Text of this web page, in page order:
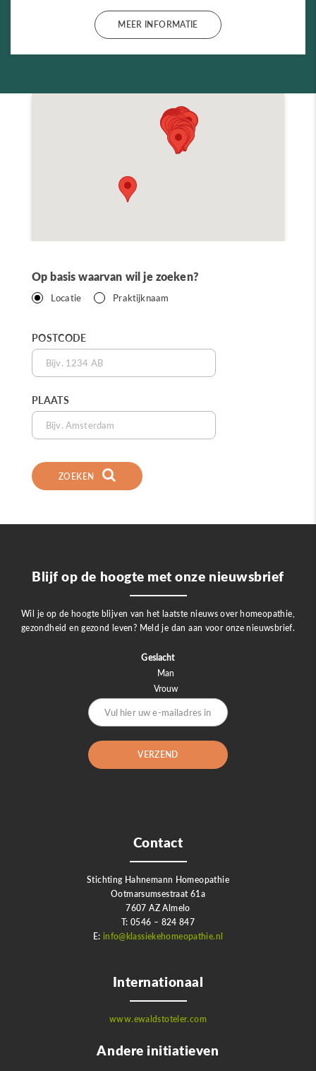
MEER INFORMATIE
Op basis waarvan wil je zoeken?
Locatie Praktijknaam
POSTCODE
PLAATS
ZOEKEN
Contact
Stichting Hahnemann Homeopathie
Ootmarsumsestraat 61a
7607 AZ Almelo
T: 0546 – 824 847
E: info@klassiekehomeopathie.nl
Internationaal
www.ewaldstoteler.com
Andere initiatieven
Blijf op de hoogte met onze nieuwsbrief
Wil je op de hoogte blijven van het laatste nieuws over homeopathie,
gezondheid en gezond leven? Meld je dan aan voor onze nieuwsbrief.
Geslacht
Man
Vrouw